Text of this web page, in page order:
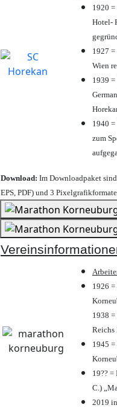
1920
Hotel-
1927
Wien
1939
1940
zum
Download: Im Downloadpaket
EPS, PDF) und 3
1926
1938 =
Reichs
1945
19?? =
C.)
2019